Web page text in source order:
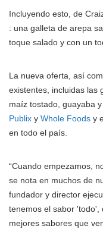
Incluyendo esto, de
: una galleta de arepa
toque salado y con un
La nueva oferta, así
existentes, incluidas las
maíz tostado, guayaba
Publix y Whole Foods y
en todo el país.
“Cuando empezamos,
se nota en muchos de
fundador y director
tenemos el sabor 'todo',
mejores sabores que